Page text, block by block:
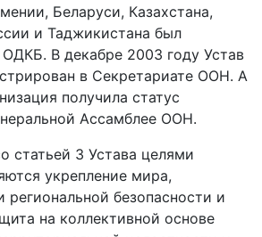
Беларуси, Казахстана,
и Таджикистана был
В декабре 2003 году Устав
в Секретариате ООН. А
получила статус
Ассамблее ООН.
статьей 3 Устава целями
укрепление мира,
безопасности и
на коллективной основе